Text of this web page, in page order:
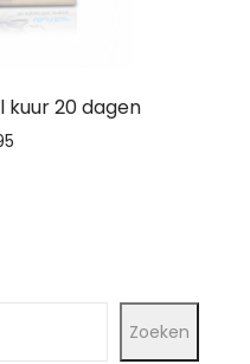
kuur 20 dagen
Zoeken